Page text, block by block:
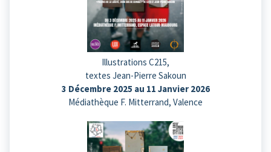
Illustrations C215,
textes Jean-Pierre Sakoun
3 Décembre 2025 au 11 Janvier 2026
Médiathèque F. Mitterrand, Valence